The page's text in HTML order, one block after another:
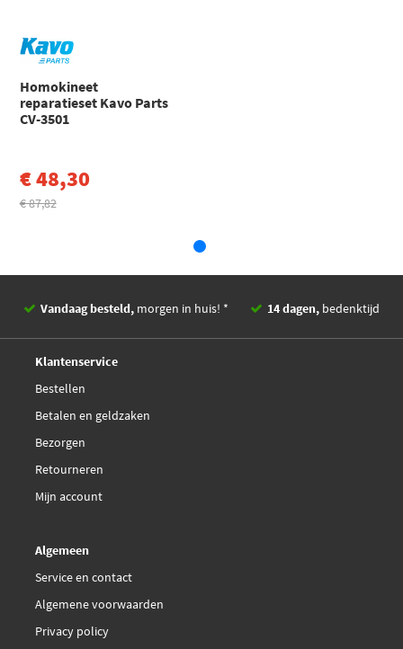
Isuzu
IMPULSE (1990 - 1993)
Homokineet
reparatieset Kavo Parts
CV-3501
€ 48,30
€ 87,82
Vandaag besteld, morgen in huis! * 14 dagen, bedenktijd
Klantenservice
Bestellen
Betalen en geldzaken
Bezorgen
Retourneren
Mijn account
Algemeen
Service en contact
Algemene voorwaarden
Privacy policy